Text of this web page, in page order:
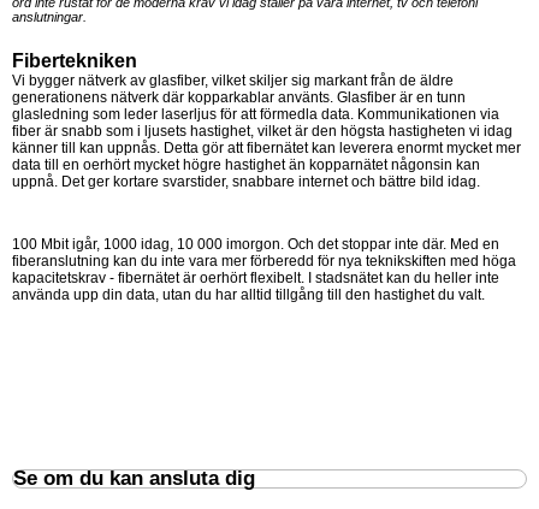
anslutningar.
Fibertekniken
Vi bygger nätverk av glasfiber, vilket skiljer sig markant från de äldre
generationens nätverk där kopparkablar använts. Glasfiber är en tunn
glasledning som leder laserljus för att förmedla data. Kommunikationen via
fiber är snabb som i ljusets hastighet, vilket är den högsta hastigheten vi idag
känner till kan uppnås. Detta gör att fibernätet kan leverera enormt mycket mer
data till en oerhört mycket högre hastighet än kopparnätet någonsin kan
uppnå. Det ger kortare svarstider, snabbare internet och bättre bild idag.
100 Mbit igår, 1000 idag, 10 000 imorgon. Och det stoppar inte där. Med en
fiberanslutning kan du inte vara mer förberedd för nya teknikskiften med höga
kapacitetskrav - fibernätet är oerhört flexibelt. I stadsnätet kan du heller inte
använda upp din data, utan du har alltid tillgång till den hastighet du valt.
Se om du kan ansluta dig